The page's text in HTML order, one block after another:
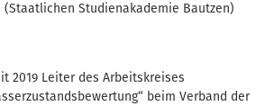
(Staatlichen Studienakademie Bautzen)
2019 Leiter des Arbeitskreises
beim Verband der